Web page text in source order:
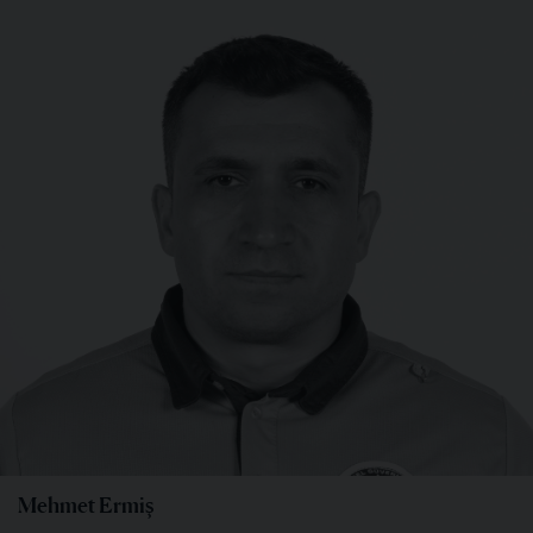
Mehmet Ermiş